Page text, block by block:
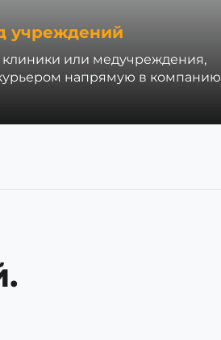
учреждений
клиники или медучреждения,
напрямую в компанию